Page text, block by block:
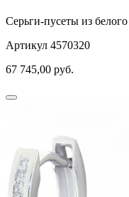
Серьги-пусеты из
Артикул 4570320
67 745,00 руб.